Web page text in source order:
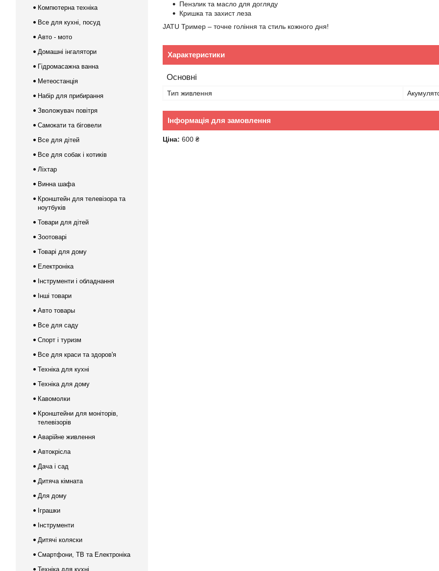
Пензлик та масло для догляду
Кришка та захист леза
JATU Тример – точне гоління та стиль кожного дня!
Характеристики
Основні
Тип живлення
Інформація для замовлення
Ціна: 600 ₴
Компютерна техніка
Все для кухні, посуд
Авто - мото
Домашні інгалятори
Гідромасажна ванна
Метеостанція
Набір для прибирання
Зволожувач повітря
Самокати та біговели
Все для дітей
Все для собак і котиків
Ліхтар
Винна шафа
Кронштейн для телевізора та
ноутбуків
Товари для дітей
Зоотоварі
Товарі для дому
Електроніка
Інструменти і обладнання
Інші товари
Авто товары
Все для саду
Спорт і туризм
Все для краси та здоров'я
Техніка для кухні
Техніка для дому
Кавомолки
Кронштейни для моніторів,
телевізорів
Аварійне живлення
Автокрісла
Дача і сад
Дитяча кімната
Для дому
Іграшки
Інструменти
Дитячі коляски
Смартфони, ТВ та Електроніка
Техніка для кухні